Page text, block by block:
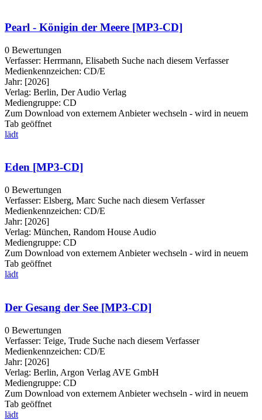
Pearl - Königin der Meere [MP3-CD]
0 Bewertungen
Verfasser: Herrmann, Elisabeth Suche nach diesem Verfasser
Medienkennzeichen: CD/E
Jahr: [2026]
Verlag: Berlin, Der Audio Verlag
Mediengruppe: CD
Zum Download von externem Anbieter wechseln - wird in neuem
Tab geöffnet
lädt
Eden [MP3-CD]
0 Bewertungen
Verfasser: Elsberg, Marc Suche nach diesem Verfasser
Medienkennzeichen: CD/E
Jahr: [2026]
Verlag: München, Random House Audio
Mediengruppe: CD
Zum Download von externem Anbieter wechseln - wird in neuem
Tab geöffnet
lädt
Der Gesang der See [MP3-CD]
0 Bewertungen
Verfasser: Teige, Trude Suche nach diesem Verfasser
Medienkennzeichen: CD/E
Jahr: [2026]
Verlag: Berlin, Argon Verlag AVE GmbH
Mediengruppe: CD
Zum Download von externem Anbieter wechseln - wird in neuem
Tab geöffnet
lädt